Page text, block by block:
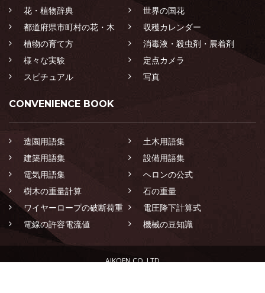
花・植物辞典
世界の国花
都道府県市町村の花・木
収穫カレンダー
植物の育て方
消毒液・殺虫剤・展着剤
様々な実験
定点カメラ
スピチュアル
写真
CONVENIENCE BOOK
造園用語集
土木用語集
建築用語集
設備用語集
電気用語集
ヘロンの公式
樹木の重量計算
石の重量
ワイヤーロープの破断荷重
電圧降下計算式
電線の許容電流値
機械の豆知識
AIKOEN CO.,LTD